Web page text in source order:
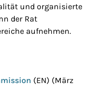
und organisierte
der Rat
aufnehmen.
(EN) (März